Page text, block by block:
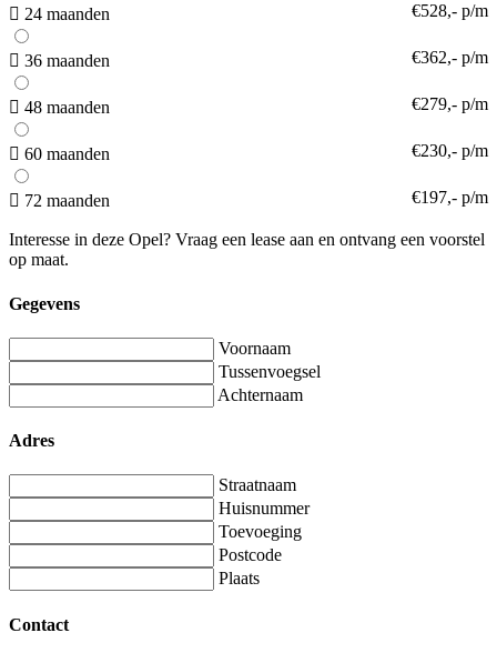
24 maanden €528,- p/m
36 maanden €362,- p/m
48 maanden €279,- p/m
60 maanden €230,- p/m
72 maanden €197,- p/m
Interesse in deze Opel? Vraag een lease aan en ontvang een voorstel
op maat.
Gegevens
Voornaam
Tussenvoegsel
Achternaam
Adres
Straatnaam
Huisnummer
Toevoeging
Postcode
Plaats
Contact